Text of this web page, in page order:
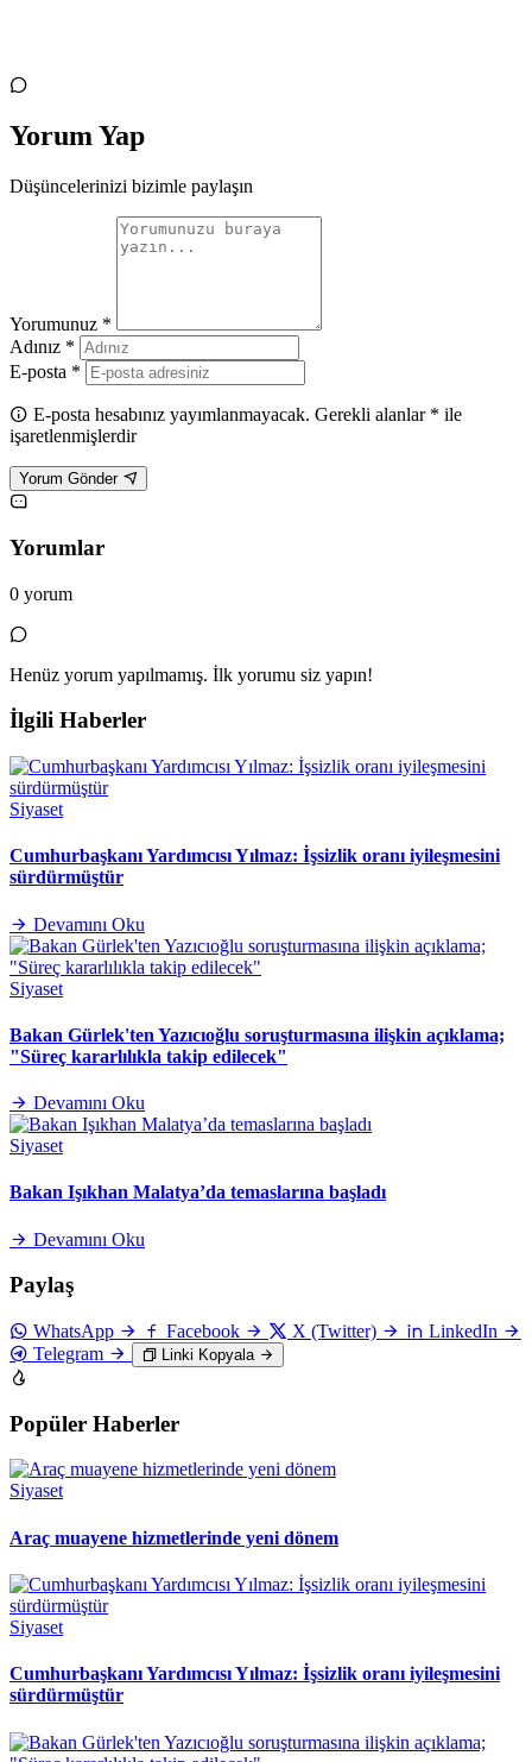
Yorum Yap
Düşüncelerinizi bizimle paylaşın
Yorumunuz *
Adınız *
E-posta *
E-posta hesabınız yayımlanmayacak. Gerekli alanlar * ile
işaretlenmişlerdir
Yorum Gönder
Yorumlar
0 yorum
Henüz yorum yapılmamış. İlk yorumu siz yapın!
İlgili Haberler
Siyaset
Cumhurbaşkanı Yardımcısı Yılmaz: İşsizlik oranı iyileşmesini
sürdürmüştür
Devamını Oku
Siyaset
Bakan Gürlek'ten Yazıcıoğlu soruşturmasına ilişkin açıklama;
"Süreç kararlılıkla takip edilecek"
Devamını Oku
Siyaset
Bakan Işıkhan Malatya’da temaslarına başladı
Devamını Oku
Paylaş
WhatsApp Facebook X (Twitter)
LinkedIn
Telegram
Linki Kopyala
Popüler Haberler
Siyaset
Araç muayene hizmetlerinde yeni dönem
Siyaset
Cumhurbaşkanı Yardımcısı Yılmaz: İşsizlik oranı iyileşmesini
sürdürmüştür